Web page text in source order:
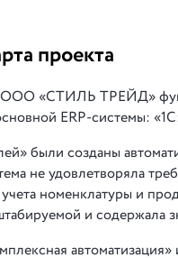
проекта
ООО «СТИЛЬ ТРЕЙД»
ERP-системы:
были созданы
не удовлетворяла
номенклатуры и
и содержала